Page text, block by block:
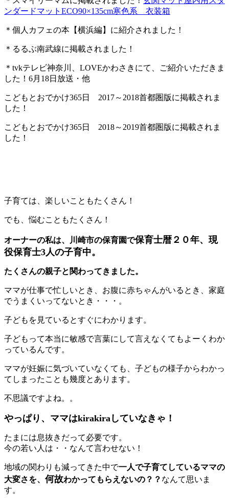
ンダードマットECO90×135cm寒色系 衣装箱
＊個人カフェの本【横浜編】に紹介されました！
＊るるぶ南武線に掲載されました！
＊tvkテレビ神奈川、LOVEかわさきにて、ご紹介いただきま
した！6月18日放送・他
こどもとおでかけ365日 2017～2018首都圏版に掲載されま
した！
こどもとおでかけ365日 2018～2019首都圏版に掲載されま
した！
子育ては、楽しいこともたくさん！
でも、悩むこともたくさん！
オーナーの私は、川崎市の保育園で保育士暦２０年、現
役保育士3人の子育中。
たくさんの親子と関わってきました。
ママが仕事で忙しいとき、お腹に赤ちゃんがいるとき、家庭
でうまくいってないとき・・・。
子どもを見ているとすぐにわかります。
子どもって本当に敏感で言葉にして言えなくてもよーくわか
っているんです。
ママが妊娠に気づいていなくても、子どもの様子からわかっ
てしまったことも幾度とあります。
不思議ですよね。。
やっぱり、ママはkirakiraしていなきゃ！
たまには息抜きだって必要です。
今の若い人は・・なんて言わせない！
地域の関わりも減ってきた中で一人で子育てしているママの
大変さを、 何故わかってもらえないの？？ なんて思いま
す。